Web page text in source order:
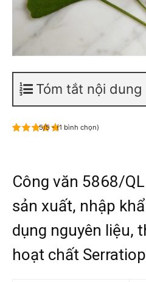
Tóm tắt nội dung
5/5 - (1 bình chọn)
Công văn 5868/
sản xuất, nhập
dụng nguyên liệu,
hoạt chất